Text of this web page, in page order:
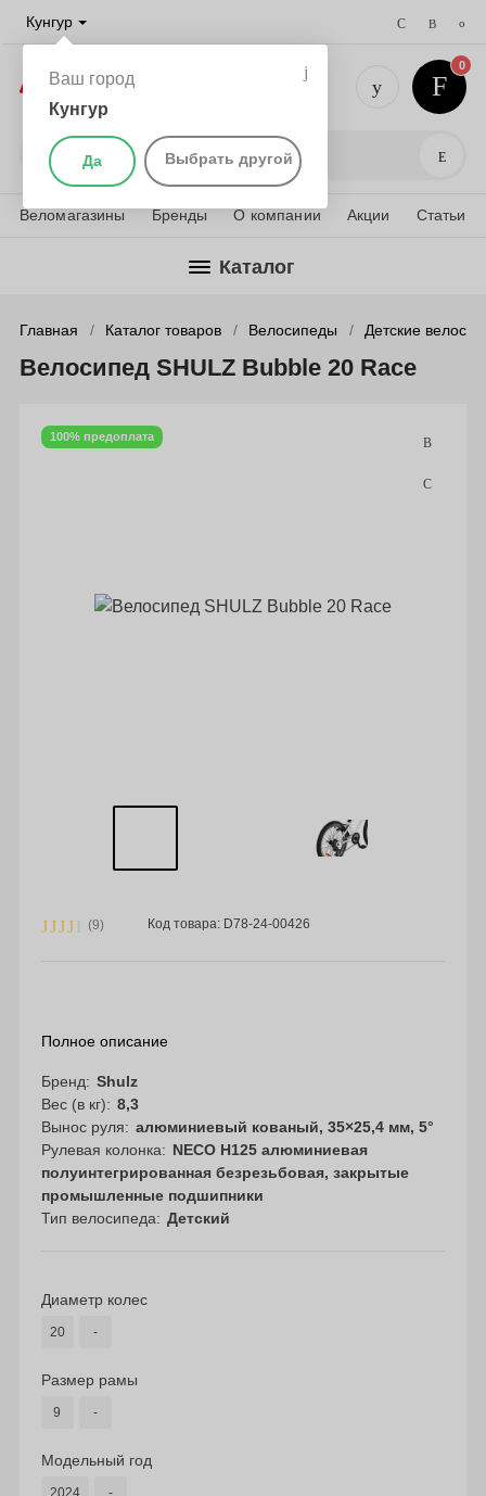
Кунгур
Ваш город
Кунгур
Да Выбрать другой Поиск
+7 (952)
0
Веломагазины Бренды О компании Акции Статьи
Каталог
Главная Каталог товаров Велосипеды Детские
Велосипед SHULZ Bubble 20 Race
100% предоплата
(9) Код товара: D78-24-00426
Полное описание
Бренд
Shulz
Вес (в кг)
8,3
Вынос руля
алюминиевый кованый, 35×25,4 мм, 5°
Рулевая колонка
NECO H125 алюминиевая
полуинтегрированная безрезьбовая, закрытые
промышленные подшипники
Тип велосипеда
Детский
Диаметр колес
20 -
Размер рамы
9 -
Модельный год
2024 -